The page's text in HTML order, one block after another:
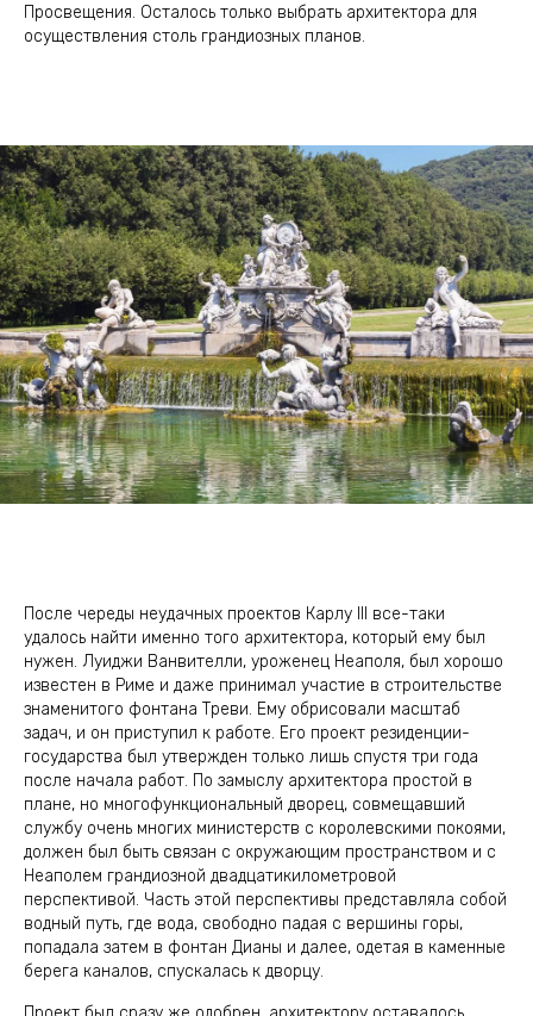
Просвещения. Осталось только выбрать архитектора для
осуществления столь грандиозных планов.
После череды неудачных проектов Карлу III все-таки
удалось найти именно того архитектора, который ему был
нужен. Луиджи Ванвителли, уроженец Неаполя, был хорошо
известен в Риме и даже принимал участие в строительстве
знаменитого фонтана Треви. Ему обрисовали масштаб
задач, и он приступил к работе. Его проект резиденции-
государства был утвержден только лишь спустя три года
после начала работ. По замыслу архитектора простой в
плане, но многофункциональный дворец, совмещавший
службу очень многих министерств с королевскими покоями,
должен был быть связан с окружающим пространством и с
Неаполем грандиозной двадцатикилометровой
перспективой. Часть этой перспективы представляла собой
водный путь, где вода, свободно падая с вершины горы,
попадала затем в фонтан Дианы и далее, одетая в каменные
берега каналов, спускалась к дворцу.